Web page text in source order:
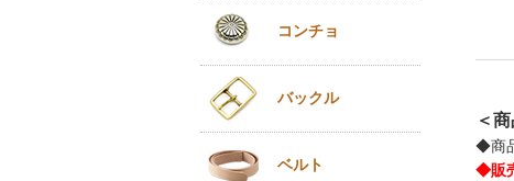
＜
◆商
◆販
コンチョ
バックル
ベルト